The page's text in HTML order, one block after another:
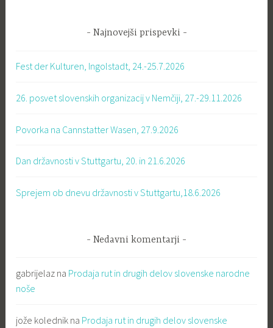
Najnovejši prispevki
Fest der Kulturen, Ingolstadt, 24.-25.7.2026
26. posvet slovenskih organizacij v Nemčiji, 27.-29.11.2026
Povorka na Cannstatter Wasen, 27.9.2026
Dan državnosti v Stuttgartu, 20. in 21.6.2026
Sprejem ob dnevu državnosti v Stuttgartu,18.6.2026
Nedavni komentarji
gabrijelaz na Prodaja rut in drugih delov slovenske narodne
noše
jože kolednik na Prodaja rut in drugih delov slovenske